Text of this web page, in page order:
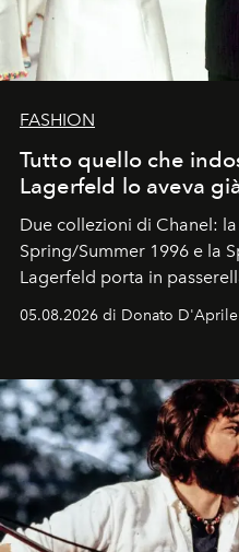
FASHION
Tutto quello che
Lagerfeld lo aveva
Due collezioni di Chanel:
Spring/Summer 1996 e la
Lagerfeld porta in
Kate, Claudia e Carla una
uno dei documenti più
05.08.2026 di Donato D'Aprile